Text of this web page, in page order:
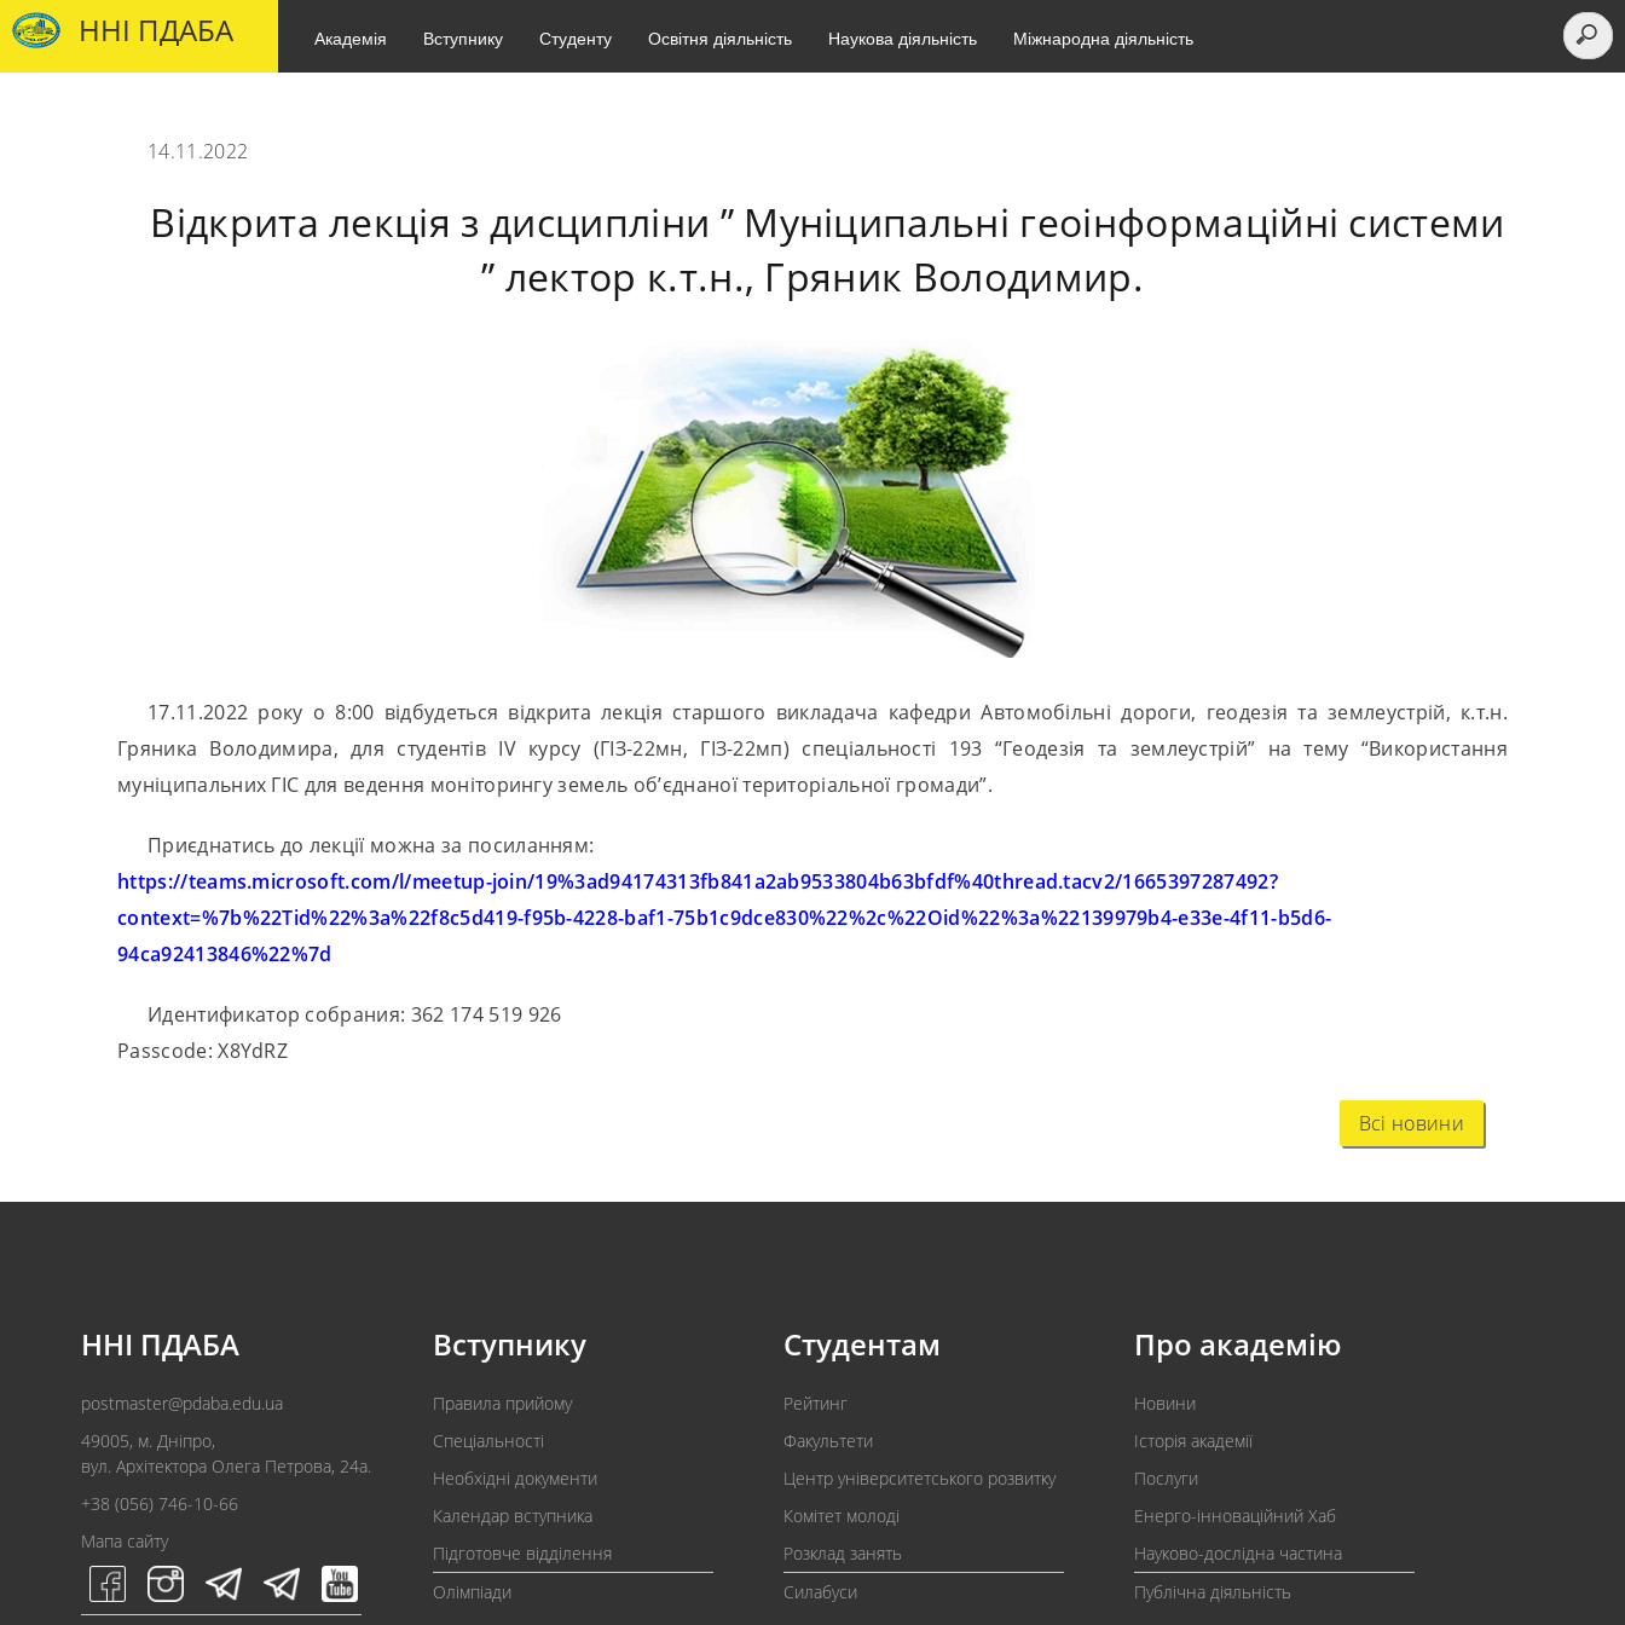
ННІ ПДАБА Академія Вступнику Студенту Освітня діяльність Наукова діяльність Міжнародна діяльність
14.11.2022
Відкрита лекція з дисципліни ” Муніципальні геоінформаційні системи
” лектор к.т.н., Гряник Володимир.
17.11.2022 року о 8:00 відбудеться відкрита лекція старшого викладача кафедри Автомобільні дороги, геодезія та землеустрій, к.т.н.
Гряника Володимира, для студентів IV курсу (ГІЗ-22мн, ГІЗ-22мп) спеціальності 193 “Геодезія та землеустрій” на тему “Використання
муніципальних ГІС для ведення моніторингу земель об’єднаної територіальної громади”.
Приєднатись до лекції можна за посиланням:
https://teams.microsoft.com/l/meetup-join/19%3ad94174313fb841a2ab9533804b63bfdf%40thread.tacv2/1665397287492?
context=%7b%22Tid%22%3a%22f8c5d419-f95b-4228-baf1-75b1c9dce830%22%2c%22Oid%22%3a%22139979b4-e33e-4f11-b5d6-
94ca92413846%22%7d
Идентификатор собрания: 362 174 519 926
Passcode: X8YdRZ
Всі новини
ННІ ПДАБА
postmaster@pdaba.edu.ua
49005, м. Дніпро,
вул. Архітектора Олега Петрова, 24а.
+38 (056) 746-10-66
Мапа сайту
Вступнику
Правила прийому
Спеціальності
Необхідні документи
Календар вступника
Підготовче відділення
Олімпіади
Студентам
Рейтинг
Факультети
Центр університетського розвитку
Комітет молоді
Розклад занять
Силабуси
Про академію
Новини
Історія академії
Послуги
Енерго-інноваційний Хаб
Науково-дослідна частина
Публічна діяльність